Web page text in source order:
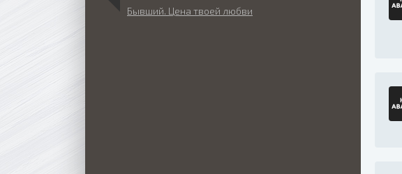
Бывший. Цена твоей любви